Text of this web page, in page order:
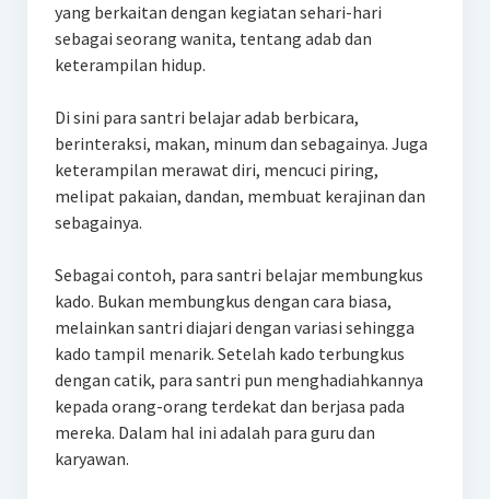
yang berkaitan dengan kegiatan sehari-hari
sebagai seorang wanita, tentang adab dan
keterampilan hidup.
Di sini para santri belajar adab berbicara,
berinteraksi, makan, minum dan sebagainya. Juga
keterampilan merawat diri, mencuci piring,
melipat pakaian, dandan, membuat kerajinan dan
sebagainya.
Sebagai contoh, para santri belajar membungkus
kado. Bukan membungkus dengan cara biasa,
melainkan santri diajari dengan variasi sehingga
kado tampil menarik. Setelah kado terbungkus
dengan catik, para santri pun menghadiahkannya
kepada orang-orang terdekat dan berjasa pada
mereka. Dalam hal ini adalah para guru dan
karyawan.